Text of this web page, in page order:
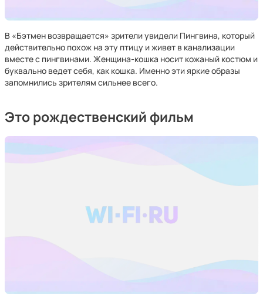
В «Бэтмен возвращается» зрители увидели Пингвина, который
действительно похож на эту птицу и живет в канализации
вместе с пингвинами. Женщина-кошка носит кожаный костюм и
буквально ведет себя, как кошка. Именно эти яркие образы
запомнились зрителям сильнее всего.
Это рождественский фильм